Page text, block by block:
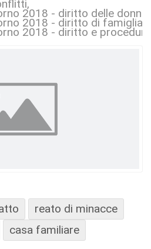
2018 - diritto delle donne
2018 - diritto di famiglia
2018 - diritto e
reato di minacce
casa familiare